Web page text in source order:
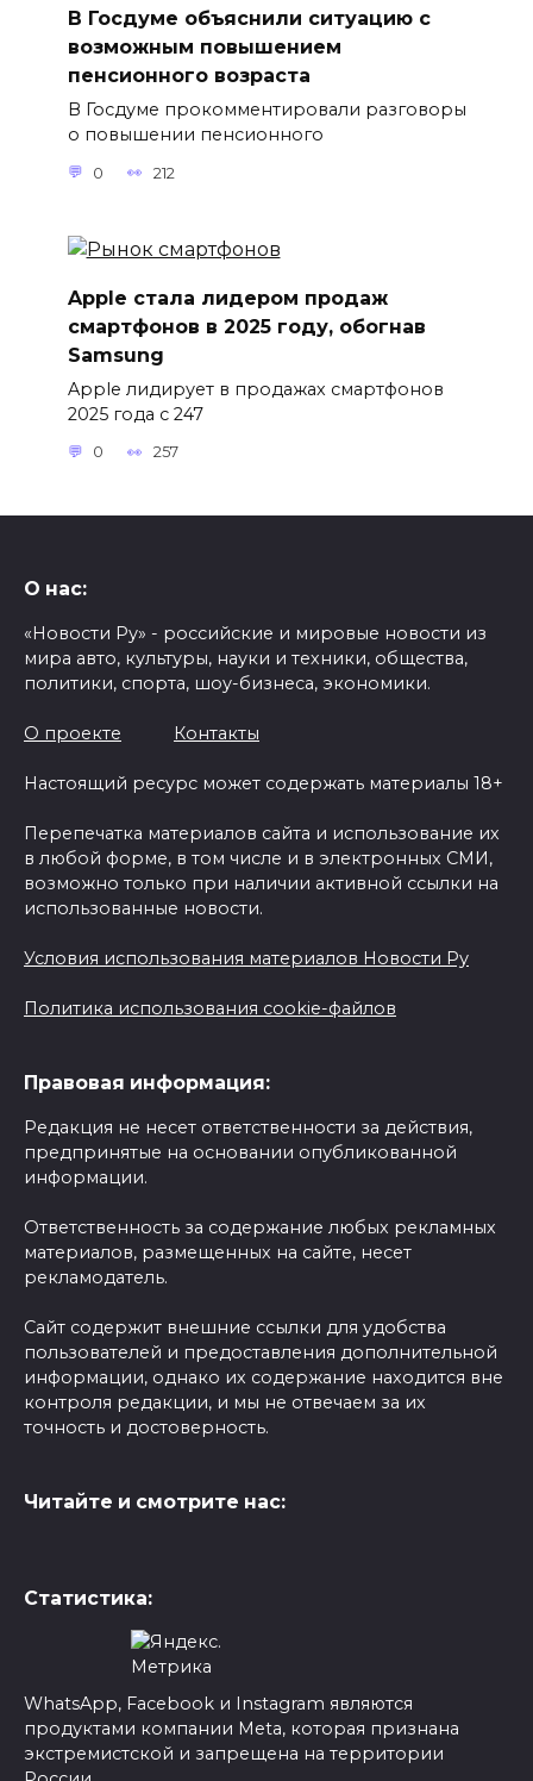
В Госдуме объяснили ситуацию с
возможным повышением
пенсионного возраста
В Госдуме прокомментировали разговоры
о повышении пенсионного
0 212
Apple стала лидером продаж
смартфонов в 2025 году, обогнав
Samsung
Apple лидирует в продажах смартфонов
2025 года с 247
0 257
О нас:
«Новости Ру» - российские и мировые новости из
мира авто, культуры, науки и техники, общества,
политики, спорта, шоу-бизнеса, экономики.
О проекте Контакты
Настоящий ресурс может содержать материалы 18+
Перепечатка материалов сайта и использование их
в любой форме, в том числе и в электронных СМИ,
возможно только при наличии активной ссылки на
использованные новости.
Условия использования материалов Новости Ру
Политика использования cookie-файлов
Правовая информация:
Редакция не несет ответственности за действия,
предпринятые на основании опубликованной
информации.
Ответственность за содержание любых рекламных
материалов, размещенных на сайте, несет
рекламодатель.
Сайт содержит внешние ссылки для удобства
пользователей и предоставления дополнительной
информации, однако их содержание находится вне
контроля редакции, и мы не отвечаем за их
точность и достоверность.
Читайте и смотрите нас:
Статистика:
WhatsApp, Facebook и Instagram являются
продуктами компании Meta, которая признана
экстремистской и запрещена на территории